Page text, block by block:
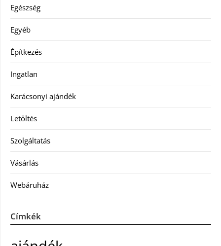
Egészség
Egyéb
Építkezés
Ingatlan
Karácsonyi ajándék
Letöltés
Szolgáltatás
Vásárlás
Webáruház
Címkék